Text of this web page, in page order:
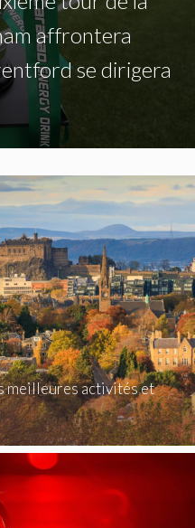
affrontera
se dirigera
meilleures activités et